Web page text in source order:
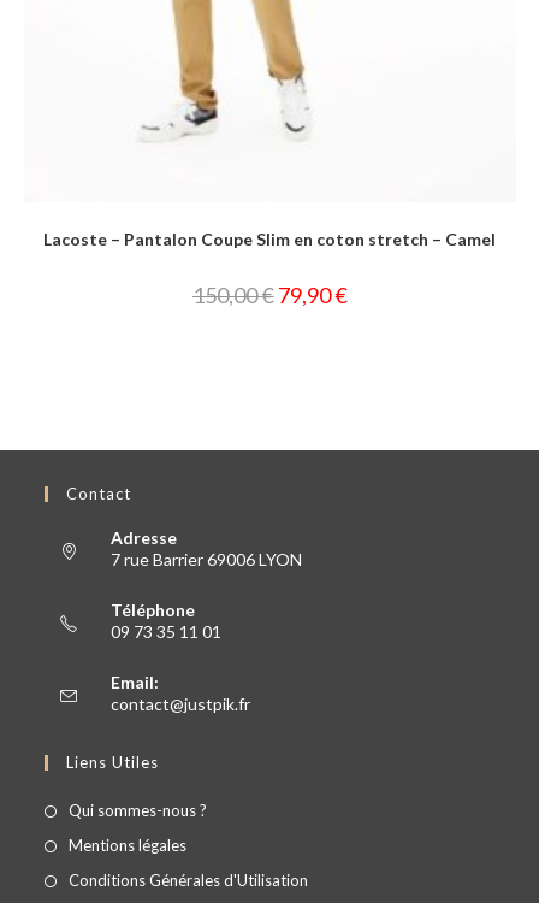
Lacoste – Pantalon Coupe Slim en coton stretch – Camel
150,00€ 79,90€
Contact
Adresse
7 rue Barrier 69006 LYON
Téléphone
09 73 35 11 01
Email:
contact@justpik.fr
Liens Utiles
Qui sommes-nous ?
Mentions légales
Conditions Générales d'Utilisation